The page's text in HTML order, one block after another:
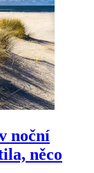
noční
něco